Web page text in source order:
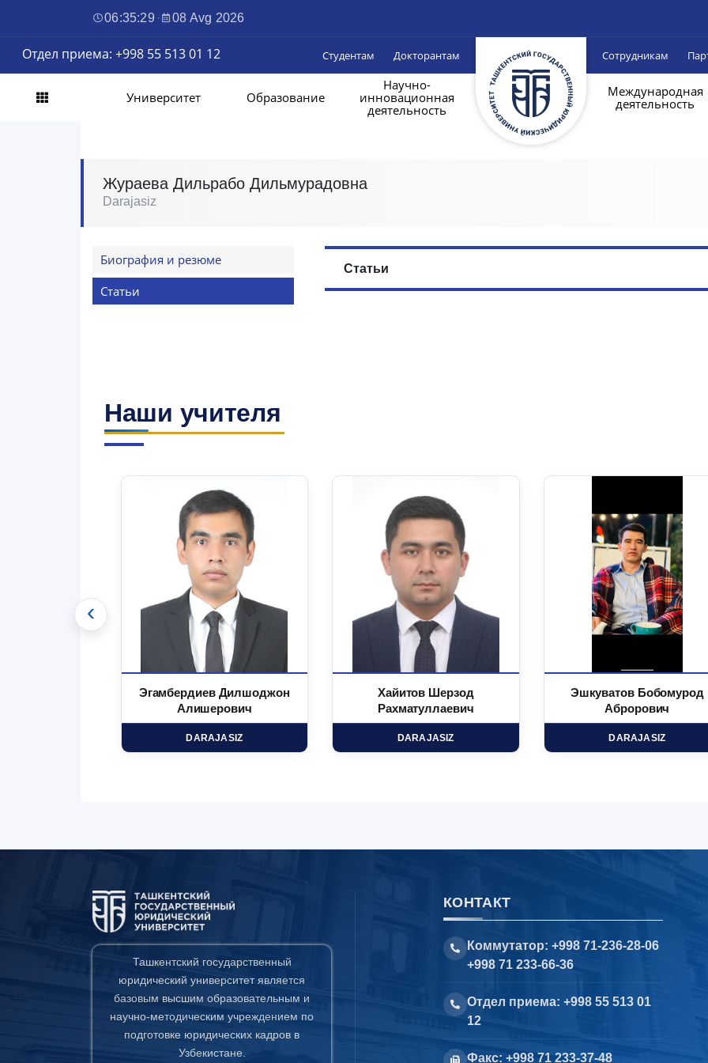
06:35:30 · 08 Avg 2026
Отдел приема: +998 55 513 01 12 Студентам Докторантам Сотрудникам
Университет Образование
Научно-
инновационная
деятельность
Международная
деятельность
Жураева Дильрабо Дильмурадовна
Darajasiz
Биография и резюме
Статьи
Статьи
Наши учителя
Эгамбердиев Дилшоджон
Алишерович
DARAJASIZ
Хайитов Шерзод
Рахматуллаевич
DARAJASIZ
Эшкуватов Бобомурод
Аброрович
DARAJASIZ
‹
Ташкентский государственный
юридический университет является
базовым высшим образовательным и
научно-методическим учреждением по
подготовке юридических кадров в
Узбекистане.
КОНТАКТ
Коммутатор: +998 71-236-28-06
+998 71 233-66-36
Отдел приема: +998 55 513 01
12
Факс: +998 71 233-37-48